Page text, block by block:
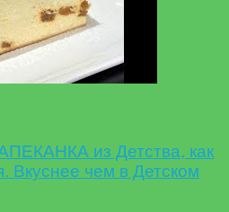
из Детства, как
Вкуснее чем в Детском